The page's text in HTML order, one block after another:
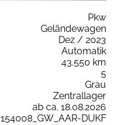
Pkw
Geländewagen
Dez / 2023
Automatik
43.550 km
5
Grau
Zentrallager
ab ca. 18.08.2026
154008_GW_AAR-DUKF